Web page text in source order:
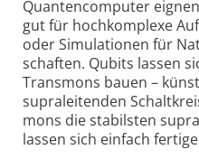
Quan­ten­com­pu­ter
gut für hoch­kom­plexe
oder Simula­tionen für
schaften. Qubits lassen
Trans­mons bauen –
supra­lei­tenden
mons die sta­bils­ten
lassen sich ein­fach